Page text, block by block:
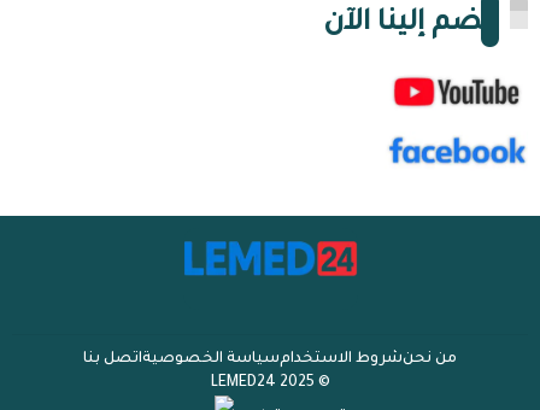
انضم إلينا الآن
من نحنشروط الاستخدامسياسة الخصوصيةاتصل بنا
© 2025 LEMED24